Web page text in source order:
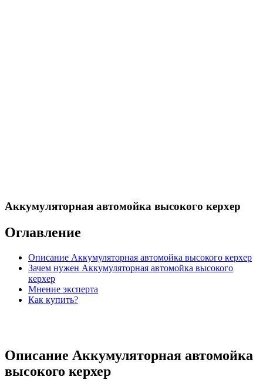
Аккумуляторная автомойка высокого керхер
Оглавление
Описание Аккумуляторная автомойка высокого керхер
Зачем нужен Аккумуляторная автомойка высокого
керхер
Мнение эксперта
Как купить?
Описание Аккумуляторная автомойка
высокого керхер